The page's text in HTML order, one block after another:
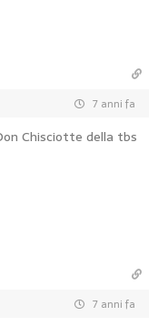
7 anni fa
Chisciotte della tbs
7 anni fa